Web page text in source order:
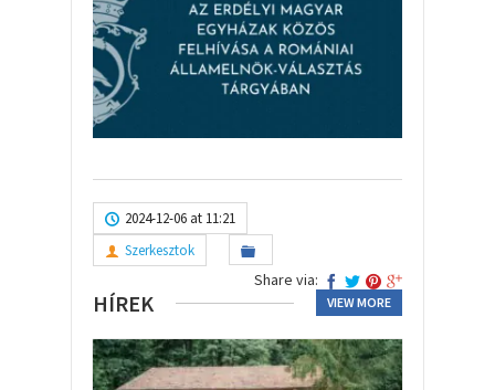
2024-12-06 at 11:21
Szerkesztok
Share via:
HÍREK VIEW MORE